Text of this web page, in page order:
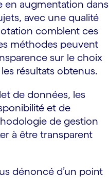
en augmentation dans
avec une qualité
comblent ces
méthodes peuvent
sur le choix
résultats obtenus.
de données, les
et de
de gestion
à être transparent
dénoncé d’un point